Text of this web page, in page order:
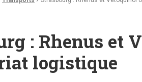
: Rhenus et
logistique